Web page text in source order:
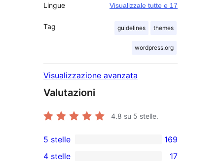
Lingue Visualizzale tutte e 17
Tag guidelines themes
wordpress.org
Visualizzazione avanzata
Valutazioni
4.8 su 5 stelle.
169
recensioni
5 stelle 169
4 stelle 17